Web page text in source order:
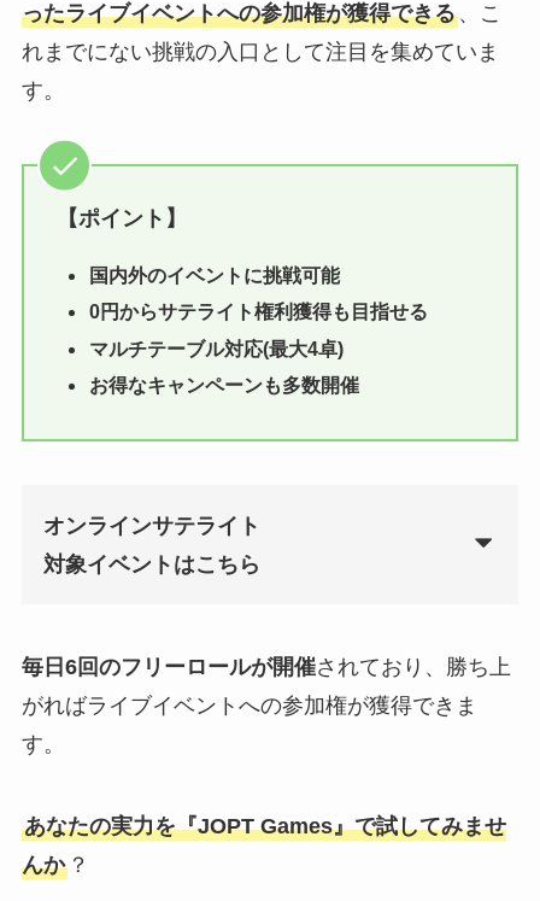
ったライブイベントへの参加権が獲得できる、こ
れまでにない挑戦の入口として注目を集めていま
す。
【ポイント】
国内外のイベントに挑戦可能
0円からサテライト権利獲得も目指せる
マルチテーブル対応(最大4卓)
お得なキャンペーンも多数開催
オンラインサテライト
対象イベントはこちら
毎日6回のフリーロールが開催されており、勝ち上
がればライブイベントへの参加権が獲得できま
す。
あなたの実力を『JOPT Games』で試してみませ
んか？